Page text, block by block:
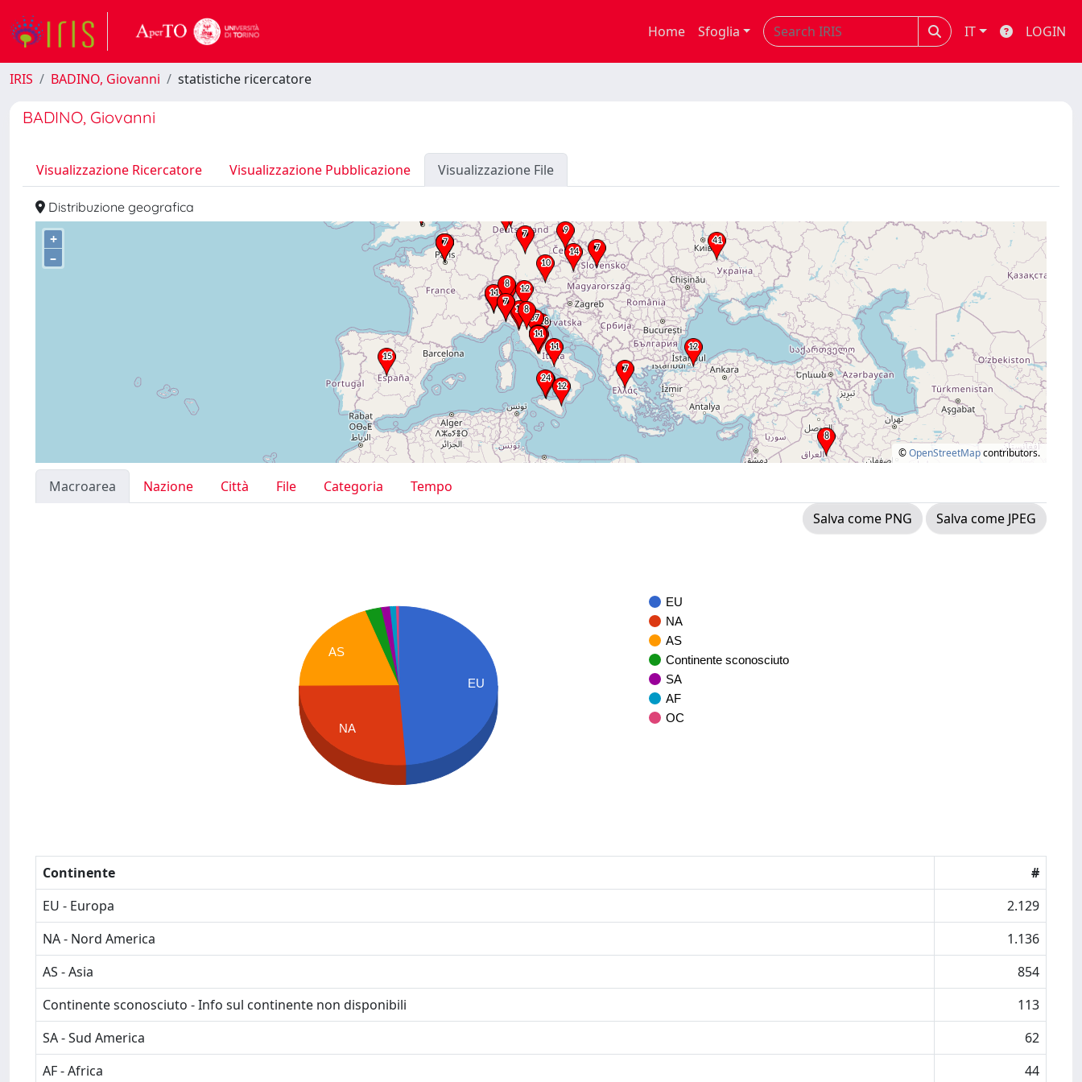
Home Sfoglia IT LOGIN
IRIS BADINO, Giovanni statistiche ricercatore
BADINO, Giovanni
Visualizzazione Ricercatore Visualizzazione Pubblicazione Visualizzazione File
Distribuzione geografica
+
–
©OpenStreetMapcontributors.
Macroarea Nazione Città File Categoria
Tempo
Salva come PNG
Salva come JPEG
EU
NA
AS
Continente sconosciuto
SA
AF
OC
EU
AS
NA
Continente
#
EU - Europa
2.129
NA - Nord America
1.136
AS - Asia
854
Continente sconosciuto - Info sul continente non disponibili
113
SA - Sud America
62
AF - Africa
44